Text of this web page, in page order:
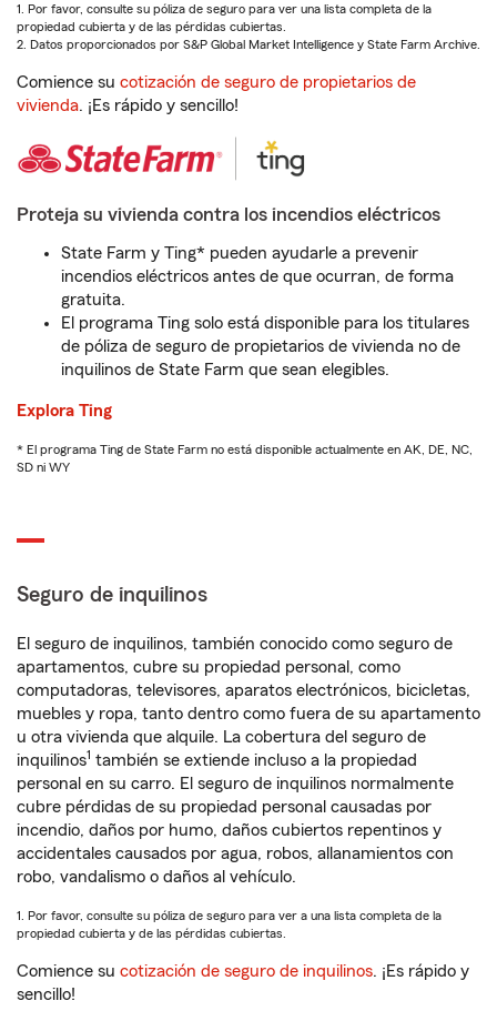
1. Por favor, consulte su póliza de seguro para ver una lista completa de la
propiedad cubierta y de las pérdidas cubiertas.
2. Datos proporcionados por S&P Global Market Intelligence y State Farm Archive.
Comience su cotización de seguro de propietarios de
vivienda. ¡Es rápido y sencillo!
Proteja su vivienda contra los incendios eléctricos
State Farm y Ting* pueden ayudarle a prevenir
incendios eléctricos antes de que ocurran, de forma
gratuita.
El programa Ting solo está disponible para los titulares
de póliza de seguro de propietarios de vivienda no de
inquilinos de State Farm que sean elegibles.
Explora Ting
* El programa Ting de State Farm no está disponible actualmente en AK, DE, NC,
SD ni WY
Seguro de inquilinos
El seguro de inquilinos, también conocido como seguro de
apartamentos, cubre su propiedad personal, como
computadoras, televisores, aparatos electrónicos, bicicletas,
muebles y ropa, tanto dentro como fuera de su apartamento
u otra vivienda que alquile. La cobertura del seguro de
inquilinos1 también se extiende incluso a la propiedad
personal en su carro. El seguro de inquilinos normalmente
cubre pérdidas de su propiedad personal causadas por
incendio, daños por humo, daños cubiertos repentinos y
accidentales causados por agua, robos, allanamientos con
robo, vandalismo o daños al vehículo.
1. Por favor, consulte su póliza de seguro para ver a una lista completa de la
propiedad cubierta y de las pérdidas cubiertas.
Comience su cotización de seguro de inquilinos. ¡Es rápido y
sencillo!